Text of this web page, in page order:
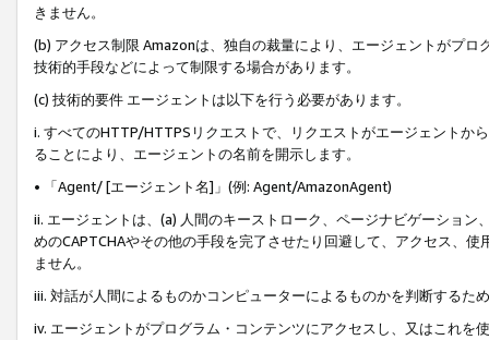
きません。
(b) アクセス制限 Amazonは、独自の裁量により、エージェントがプ
技術的手段などによって制限する場合があります。
(c) 技術的要件 エージェントは以下を行う必要があります。
i. すべてのHTTP/HTTPSリクエストで、リクエストがエージェントか
ることにより、エージェントの名前を開示します。
• 「Agent/ [エージェント名]」(例: Agent/AmazonAgent)
ii. エージェントは、(a) 人間のキーストローク、ページナビゲーショ
めのCAPTCHAやその他の手段を完了させたり回避して、アクセス、
ません。
iii. 対話が人間によるものかコンピューターによるものかを判断するた
iv. エージェントがプログラム・コンテンツにアクセスし、又はこれ